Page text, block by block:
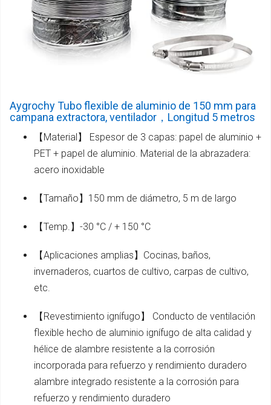
Aygrochy Tubo flexible de aluminio de 150 mm para
campana extractora, ventilador，Longitud 5 metros
【Material】 Espesor de 3 capas: papel de aluminio +
PET + papel de aluminio. Material de la abrazadera:
acero inoxidable
【Tamaño】150 mm de diámetro, 5 m de largo
【Temp.】-30 °C / + 150 °C
【Aplicaciones amplias】Cocinas, baños,
invernaderos, cuartos de cultivo, carpas de cultivo,
etc.
【Revestimiento ignífugo】 Conducto de ventilación
flexible hecho de aluminio ignífugo de alta calidad y
hélice de alambre resistente a la corrosión
incorporada para refuerzo y rendimiento duradero
alambre integrado resistente a la corrosión para
refuerzo y rendimiento duradero